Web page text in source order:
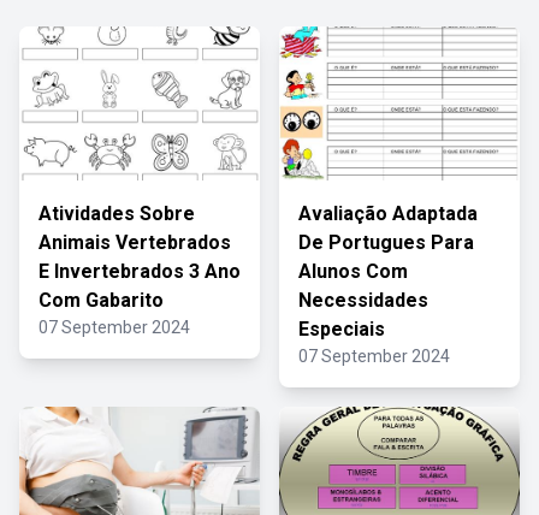
Atividades Sobre
Animais Vertebrados
E Invertebrados 3 Ano
Com Gabarito
07 September 2024
Avaliação Adaptada
De Portugues Para
Alunos Com
Necessidades
Especiais
07 September 2024